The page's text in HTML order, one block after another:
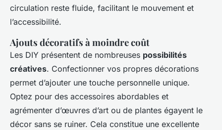
circulation reste fluide, facilitant le mouvement et
l’accessibilité.
Ajouts décoratifs à moindre coût
Les DIY présentent de nombreuses possibilités
créatives. Confectionner vos propres décorations
permet d’ajouter une touche personnelle unique.
Optez pour des accessoires abordables et
agrémenter d’œuvres d’art ou de plantes égayent le
décor sans se ruiner. Cela constitue une excellente